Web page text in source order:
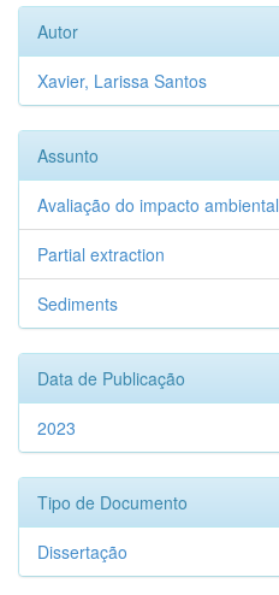
Autor
Xavier, Larissa Santos
Assunto
Avaliação do impacto ambiental
Partial extraction
Sediments
Data de Publicação
2023
Tipo de Documento
Dissertação